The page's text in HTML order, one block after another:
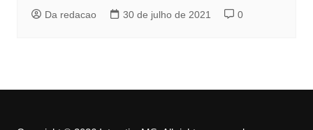
Da redacao 30 de julho de 2021 0